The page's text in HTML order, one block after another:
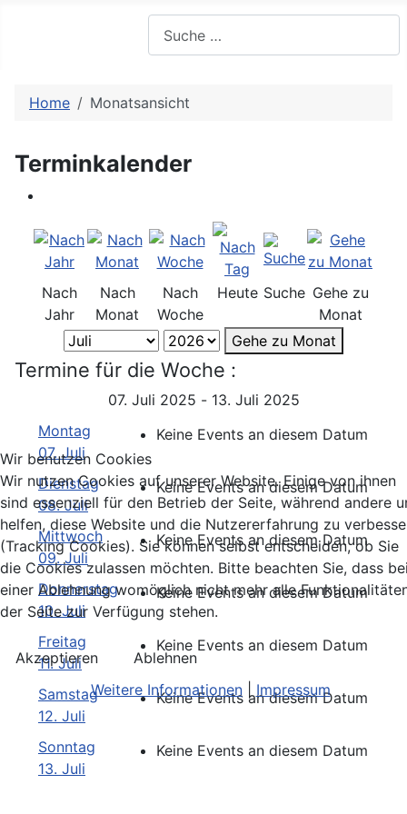
Home Monatsansicht
Terminkalender
Nach
Jahr
Nach
Monat
Nach
Woche
Heute Suche Gehe zu
Monat
Gehe zu Monat
Termine für die Woche :
07. Juli 2025 - 13. Juli 2025
Montag
07. Juli
Keine Events an diesem Datum
Dienstag
08. Juli
Keine Events an diesem Datum
Mittwoch
09. Juli
Keine Events an diesem Datum
Donnerstag
10. Juli
Keine Events an diesem Datum
Freitag
11. Juli
Keine Events an diesem Datum
Samstag
12. Juli
Keine Events an diesem Datum
Sonntag
13. Juli
Keine Events an diesem Datum
Wir benutzen Cookies
Wir nutzen Cookies auf unserer Website. Einige von ihnen
sind essenziell für den Betrieb der Seite, während andere
helfen, diese Website und die Nutzererfahrung zu
(Tracking Cookies). Sie können selbst entscheiden, ob Sie
die Cookies zulassen möchten. Bitte beachten Sie, dass
einer Ablehnung womöglich nicht mehr alle
der Seite zur Verfügung stehen.
Akzeptieren
Ablehnen
Weitere Informationen| Impressum